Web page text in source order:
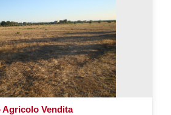
Agricolo Vendita